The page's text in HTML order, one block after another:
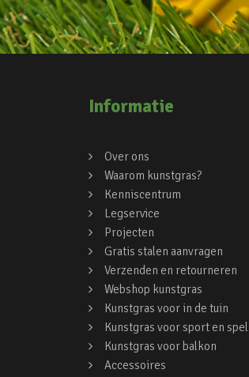
Informatie
Over ons
Waarom kunstgras?
Kenniscentrum
Legservice
Projecten
Gratis stalen aanvragen
Verzenden en retourneren
Webshop kunstgras
Kunstgras voor in de tuin
Kunstgras voor sport en spel
Kunstgras voor balkon
Accessoires